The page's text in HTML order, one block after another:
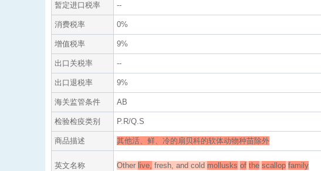
暂定进口税率 --
消费税率 0%
增值税率 9%
出口关税率 --
出口退税率 9%
海关监管条件 AB
检验检疫类别 P.R/Q.S
商品描述 其他活、鲜、冷的扇贝科的软体动物种苗除外
英文名称 Other live, fresh, and cold mollusks of the scallop family